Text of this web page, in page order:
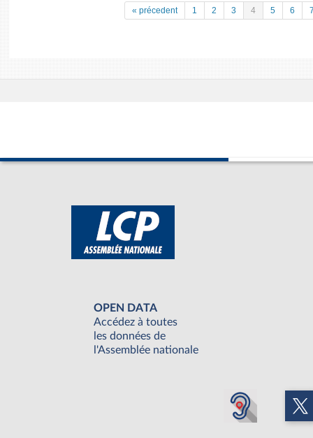
« précedent 1 2 3 4 5 6
OPEN DATA
Accédez à toutes
les données de
l'Assemblée nationale